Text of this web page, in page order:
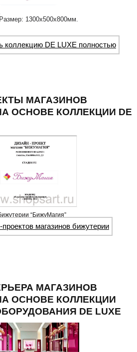
1300х500х800мм.
коллекцию DE LUXE полностью
МАГАЗИНОВ
ОСНОВЕ КОЛЛЕКЦИИ DE
“БижуМагия”
магазинов бижутерии
МАГАЗИНОВ
ОСНОВЕ КОЛЛЕКЦИИ
DE LUXE